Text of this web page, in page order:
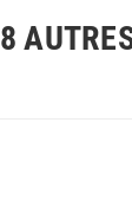
8